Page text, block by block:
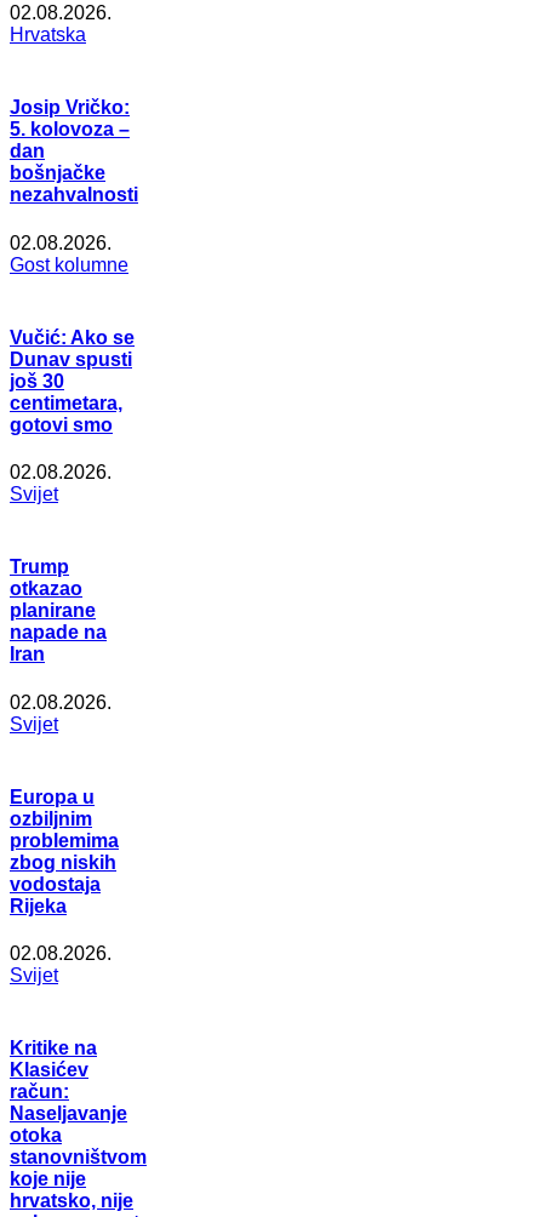
02.08.2026.
Hrvatska
Josip Vričko:
5. kolovoza –
dan
bošnjačke
nezahvalnosti
02.08.2026.
Gost kolumne
Vučić: Ako se
Dunav spusti
još 30
centimetara,
gotovi smo
02.08.2026.
Svijet
Trump
otkazao
planirane
napade na
Iran
02.08.2026.
Svijet
Europa u
ozbiljnim
problemima
zbog niskih
vodostaja
Rijeka
02.08.2026.
Svijet
Kritike na
Klasićev
račun:
Naseljavanje
otoka
stanovništvom
koje nije
hrvatsko, nije